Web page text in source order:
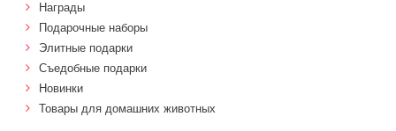
Награды
Подарочные наборы
Элитные подарки
Cъедобные подарки
Новинки
Товары для домашних животных